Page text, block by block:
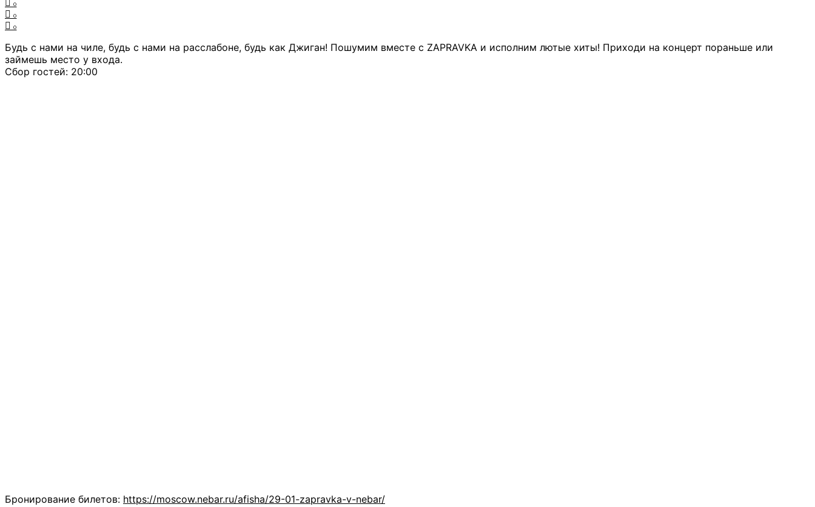
0
0
0
Будь с нами на чиле, будь с нами на расслабоне, будь как Джиган! Пошумим вместе с ZAPRAVKA и исполним лютые хиты! Приходи на концерт пораньше или
займешь место у входа.
Сбор гостей: 20:00
Бронирование билетов: https://moscow.nebar.ru/afisha/29-01-zapravka-v-nebar/